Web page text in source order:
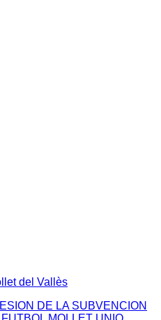
del Vallès
DE LA SUBVENCION